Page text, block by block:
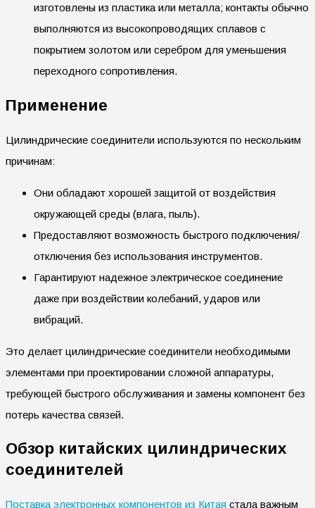
изготовлены из пластика или металла; контакты обычно
выполняются из высокопроводящих сплавов с
покрытием золотом или серебром для уменьшения
переходного сопротивления.
Применение
Цилиндрические соединители используются по нескольким
причинам:
Они обладают хорошей защитой от воздействия
окружающей среды (влага, пыль).
Предоставляют возможность быстрого подключения/
отключения без использования инструментов.
Гарантируют надежное электрическое соединение
даже при воздействии колебаний, ударов или
вибраций.
Это делает цилиндрические соединители необходимыми
элементами при проектировании сложной аппаратуры,
требующей быстрого обслуживания и замены компонент без
потерь качества связей.
Обзор китайских цилиндрических
соединителей
Поставка электронных компонентов из Китая стала важным